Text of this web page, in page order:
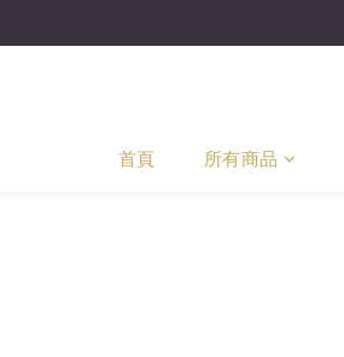
首頁 所有商品